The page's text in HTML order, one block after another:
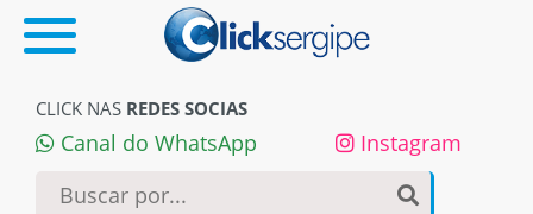
CLICK NAS REDES SOCIAS
Canal do WhatsApp Instagram